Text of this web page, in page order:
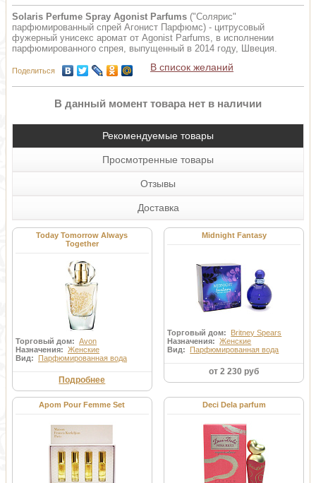
Solaris Perfume Spray Agonist Parfums ("Солярис"
парфюмированный спрей Агонист Парфюмс) - цитрусовый
фужерный унисекс аромат от Agonist Parfums, в исполнении
парфюмированного спрея, выпущенный в 2014 году, Швеция.
Поделиться В список желаний
В данный момент товара нет в наличии
Рекомендуемые товары
Просмотренные товары
Отзывы
Доставка
Today Tomorrow Always
Together
Торговый дом: Avon
Назначения: Женские
Вид:
Парфюмированная вода
Подробнее
Midnight Fantasy
Торговый дом:
Britney Spears
Назначения:Женские
Вид:
Парфюмированная вода
от 2 230 руб
Apom Pour Femme Set Deci Dela parfum